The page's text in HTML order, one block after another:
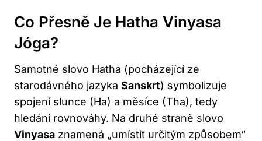
Co Přesně Je Hatha Vinyasa
Jóga?
Samotné slovo Hatha (pocházející ze
starodávného jazyka Sanskrt) symbolizuje
spojení slunce (Ha) a měsíce (Tha), tedy
hledání rovnováhy. Na druhé straně slovo
Vinyasa znamená „umístit určitým způsobem“